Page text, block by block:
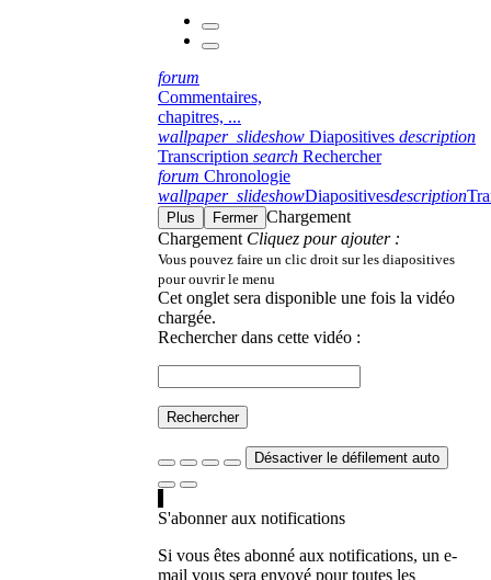
forum
Commentaires,
chapitres, ...
wallpaper_slideshow Diapositives description
Transcription search Rechercher
forum Chronologie
wallpaper_slideshowDiapositivesdescription
Plus Fermer Chargement
Chargement Cliquez pour ajouter :
Vous pouvez faire un clic droit sur les diapositives
pour ouvrir le menu
Cet onglet sera disponible une fois la vidéo
chargée.
Rechercher dans cette vidéo :
Rechercher
Désactiver le défilement auto
S'abonner aux notifications
Si vous êtes abonné aux notifications, un e-
mail vous sera envoyé pour toutes les